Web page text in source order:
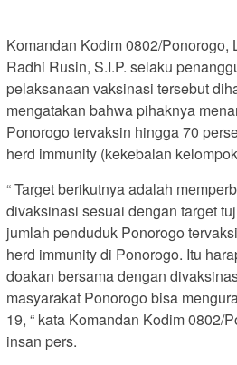
Komandan Kodim 0802/Ponorogo,
Radhi Rusin, S.I.P. selaku
pelaksanaan vaksinasi tersebut
mengatakan bahwa pihaknya
Ponorogo tervaksin hingga 70
herd immunity (kekebalan
“ Target berikutnya adalah
divaksinasi sesuai dengan target
jumlah penduduk Ponorogo
herd immunity di Ponorogo. Itu
doakan bersama dengan
masyarakat Ponorogo bisa
19, “ kata Komandan Kodim 0802/
insan pers.